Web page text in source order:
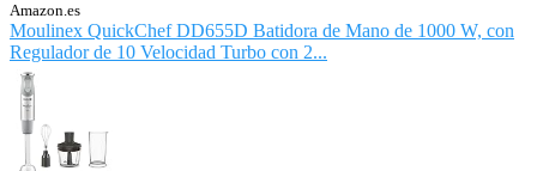
Amazon.es
Moulinex QuickChef DD655D Batidora de Mano de 1000 W, con
Regulador de 10 Velocidad Turbo con 2...